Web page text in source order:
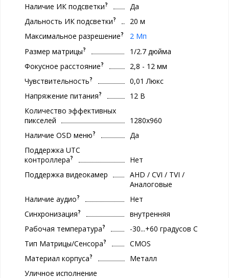
Наличие ИК подсветки?
Да
Дальность ИК подсветки?
20 м
Максимальное разрешение?
2 Мп
Размер матрицы?
1/2.7 дюйма
Фокусное расстояние?
2,8 - 12 мм
Чувствительность?
0,01 Люкс
Напряжение питания?
12 В
Количество эффективных
пикселей
1280x960
Наличие OSD меню?
Да
Поддержка UTC
контроллера?
Нет
Поддержка видеокамер
AHD / CVI / TVI /
Аналоговые
Наличие аудио?
Нет
Синхронизация?
внутренняя
Рабочая температура?
-30...+60 градусов С
Тип Матрицы/Сенсора?
CMOS
Материал корпуса?
Металл
Уличное исполнение